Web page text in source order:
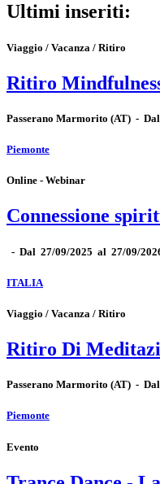
Ultimi inseriti:
Viaggio / Vacanza / Ritiro
Ritiro
Passerano Marmorito (AT) -
Piemonte
Online - Webinar
Connessione
- Dal 27/09/2025 al 27/09/
ITALIA
Viaggio / Vacanza / Ritiro
Ritiro Di
Passerano Marmorito (AT) -
Piemonte
Evento